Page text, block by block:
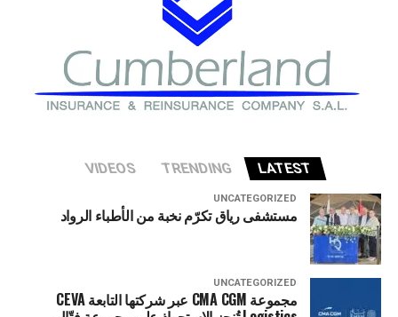
LATEST
TRENDING
VIDEOS
UNCATEGORIZED
مستشفى رياق تكرّم نخبة من الأطباء الرواد
UNCATEGORIZED
مجموعة CMA CGM عبر شركتها التابعة CEVA